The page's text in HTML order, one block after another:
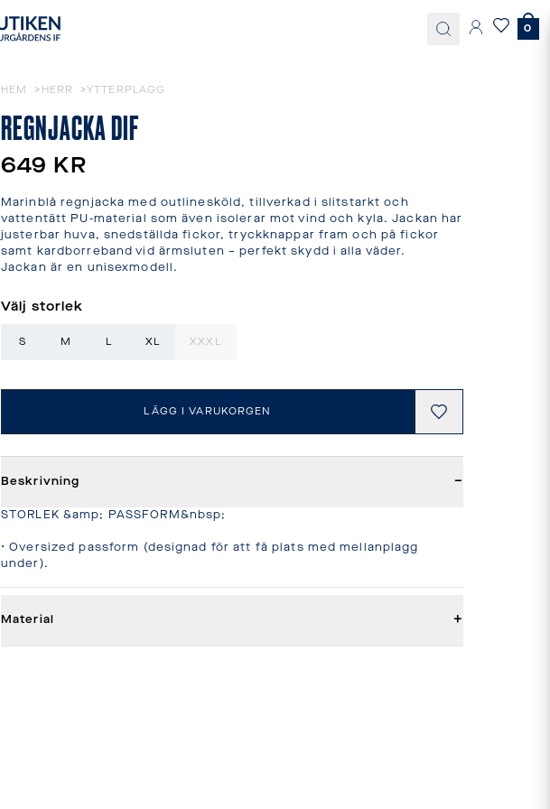
0
HEM HERR YTTERPLAGG
REGNJACKA DIF
649 KR
Marinblå regnjacka med outlinesköld, tillverkad i slitstarkt och
vattentätt PU-material som även isolerar mot vind och kyla. Jackan har
justerbar huva, snedställda fickor, tryckknappar fram och på fickor
samt kardborreband vid ärmsluten – perfekt skydd i alla väder.
Jackan är en unisexmodell.
Välj storlek
S M L XL XXXL
LÄGG I VARUKORGEN
Beskrivning −
STORLEK &amp; PASSFORM&nbsp;
• Oversized passform (designad för att få plats med mellanplagg
under).
Material +